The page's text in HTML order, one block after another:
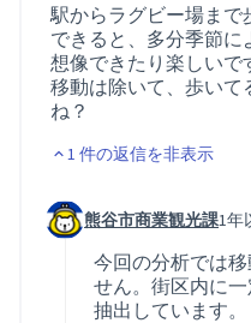
駅からラグビー場まで
できると、多分季節に
想像できたり楽しいで
移動は除いて、歩いて
ね？
1 件の返信を非表示
コメント 48 (コメント
熊谷市商業観光課1年
今回の分析では
せん。街区内に
抽出しています。